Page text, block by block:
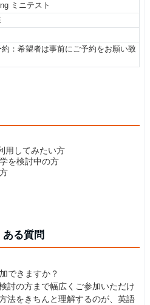
ミニテスト
：希望者は事前にご予約をお願い致
用してみたい方
を検討中の方
る質問
できますか？
討の方まで幅広くご参加いただけ
法をきちんと理解するのが、英語